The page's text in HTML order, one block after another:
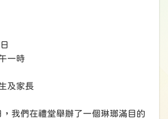
一時
及家長
我們在禮堂舉辦了一個琳瑯滿目的